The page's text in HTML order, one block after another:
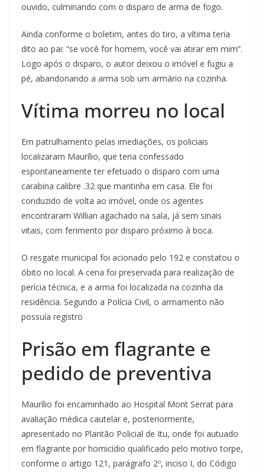
ouvido, culminando com o disparo de arma de fogo.
Ainda conforme o boletim, antes do tiro, a vítima teria
dito ao pai: “se você for homem, você vai atirar em mim”.
Logo após o disparo, o autor deixou o imóvel e fugiu a
pé, abandonando a arma sob um armário na cozinha.
Vítima morreu no local
Em patrulhamento pelas imediações, os policiais
localizaram Maurílio, que teria confessado
espontaneamente ter efetuado o disparo com uma
carabina calibre .32 que mantinha em casa. Ele foi
conduzido de volta ao imóvel, onde os agentes
encontraram Willian agachado na sala, já sem sinais
vitais, com ferimento por disparo próximo à boca.
O resgate municipal foi acionado pelo 192 e constatou o
óbito no local. A cena foi preservada para realização de
perícia técnica, e a arma foi localizada na cozinha da
residência. Segundo a Polícia Civil, o armamento não
possuía registro
Prisão em flagrante e
pedido de preventiva
Maurílio foi encaminhado ao Hospital Mont Serrat para
avaliação médica cautelar e, posteriormente,
apresentado no Plantão Policial de Itu, onde foi autuado
em flagrante por homicídio qualificado pelo motivo torpe,
conforme o artigo 121, parágrafo 2º, inciso I, do Código